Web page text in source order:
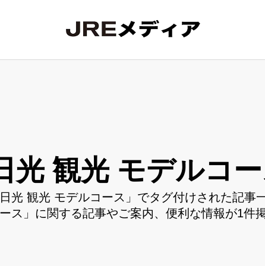
光 観光 モデルコ
光 観光 モデルコース」でタグ付けされた記事
ス」に関する記事やご案内、便利な情報が1件